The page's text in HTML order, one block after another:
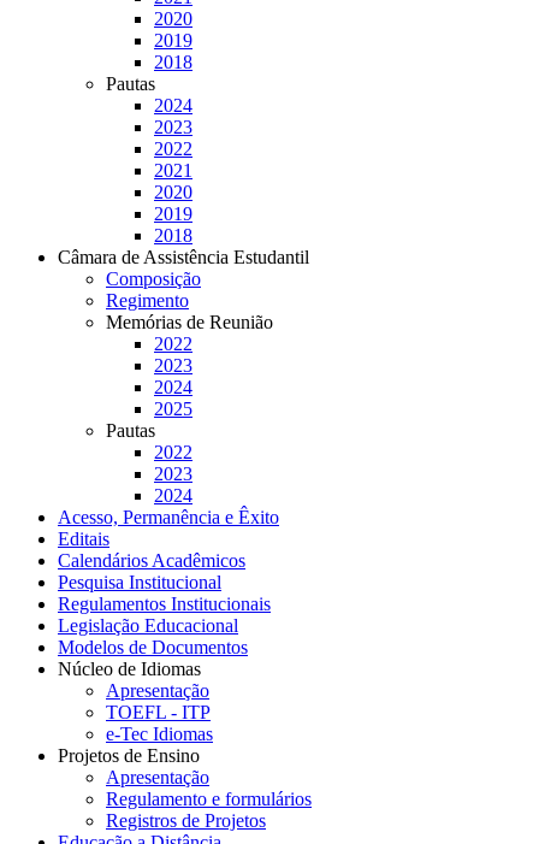
2020
2019
2018
Pautas
2024
2023
2022
2021
2020
2019
2018
Câmara de Assistência Estudantil
Composição
Regimento
Memórias de Reunião
2022
2023
2024
2025
Pautas
2022
2023
2024
Acesso, Permanência e Êxito
Editais
Calendários Acadêmicos
Pesquisa Institucional
Regulamentos Institucionais
Legislação Educacional
Modelos de Documentos
Núcleo de Idiomas
Apresentação
TOEFL - ITP
e-Tec Idiomas
Projetos de Ensino
Apresentação
Regulamento e formulários
Registros de Projetos